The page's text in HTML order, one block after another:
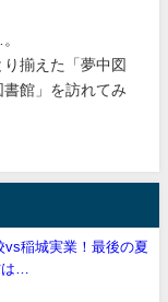
揃えた「夢中図
館」を訪れてみ
vs稲城実業！最後の夏
…